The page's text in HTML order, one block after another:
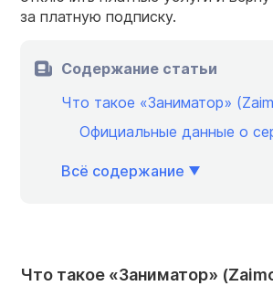
за платную подписку.
Содержание статьи
Что такое «Заниматор»
Официальные данные о
Всё содержание
Что такое «Заниматор»